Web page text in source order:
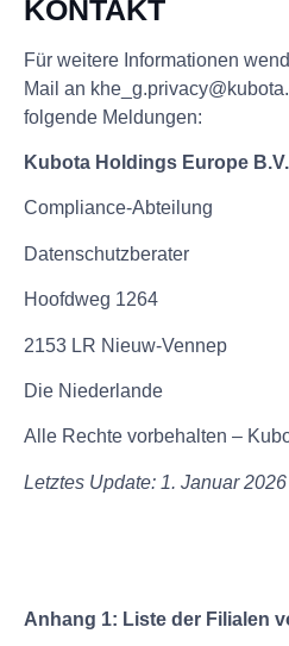
KONTAKT
Für weitere Informationen
Mail an
folgende Meldungen:
Kubota Holdings Europe B.V.
Compliance-Abteilung
Datenschutzberater
Hoofdweg 1264
2153 LR Nieuw-Vennep
Die Niederlande
Alle Rechte vorbehalten –
Letztes Update: 1. Januar 2026
Anhang 1: Liste der Filialen